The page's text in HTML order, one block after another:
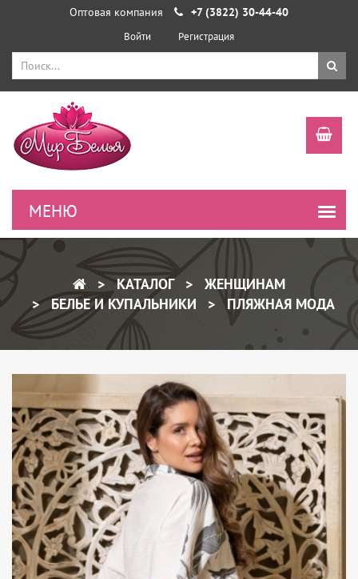
Оптовая компания +7 (3822) 30-44-40
Войти Регистрация
КАТАЛОГ
ЖЕНЩИНАМ
БЕЛЬЕ И КУПАЛЬНИКИ
ПЛЯЖНАЯ МОДА